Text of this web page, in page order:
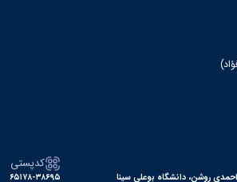
روشن، دانشگاه بوعلی سینا
کدپستی
۶۵۱۷۸-۳۸۶۹۵